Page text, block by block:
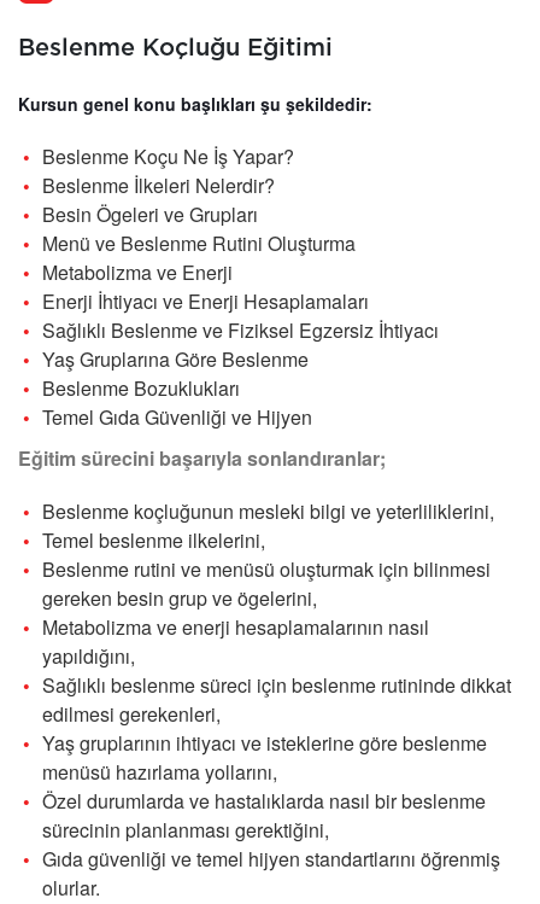
Beslenme Koçluğu Eğitimi
Kursun genel konu başlıkları şu şekildedir:
Beslenme Koçu Ne İş Yapar?
Beslenme İlkeleri Nelerdir?
Besin Ögeleri ve Grupları
Menü ve Beslenme Rutini Oluşturma
Metabolizma ve Enerji
Enerji İhtiyacı ve Enerji Hesaplamaları
Sağlıklı Beslenme ve Fiziksel Egzersiz İhtiyacı
Yaş Gruplarına Göre Beslenme
Beslenme Bozuklukları
Temel Gıda Güvenliği ve Hijyen
Eğitim sürecini başarıyla sonlandıranlar;
Beslenme koçluğunun mesleki bilgi ve yeterliliklerini,
Temel beslenme ilkelerini,
Beslenme rutini ve menüsü oluşturmak için bilinmesi
gereken besin grup ve ögelerini,
Metabolizma ve enerji hesaplamalarının nasıl
yapıldığını,
Sağlıklı beslenme süreci için beslenme rutininde dikkat
edilmesi gerekenleri,
Yaş gruplarının ihtiyacı ve isteklerine göre beslenme
menüsü hazırlama yollarını,
Özel durumlarda ve hastalıklarda nasıl bir beslenme
sürecinin planlanması gerektiğini,
Gıda güvenliği ve temel hijyen standartlarını öğrenmiş
olurlar.